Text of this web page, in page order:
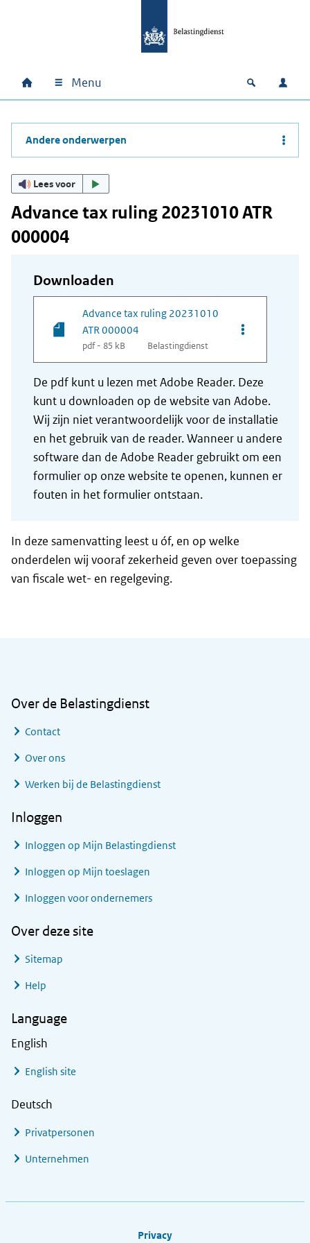
Hoofdnavigatie
Home Menu Open
Andere onderwerpen
Lees voor
Advance tax ruling 20231010 ATR
000004
Downloaden
Advance tax ruling 20231010
ATR 000004
pdf - 85 kB Belastingdienst
Opties van
De pdf kunt u lezen met Adobe Reader. Deze
kunt u downloaden op de website van Adobe.
Wij zijn niet verantwoordelijk voor de installatie
en het gebruik van de reader. Wanneer u andere
software dan de Adobe Reader gebruikt om een
formulier op onze website te openen, kunnen er
fouten in het formulier ontstaan.
In deze samenvatting leest u óf, en op welke
onderdelen wij vooraf zekerheid geven over toepassing
van fiscale wet- en regelgeving.
Over de Belastingdienst
Contact
Over ons
Werken bij de Belastingdienst
Inloggen
Inloggen op Mijn Belastingdienst
Inloggen op Mijn toeslagen
Inloggen voor ondernemers
Over deze site
Sitemap
Help
Language
English
English site
Deutsch
Privatpersonen
Unternehmen
Privacy